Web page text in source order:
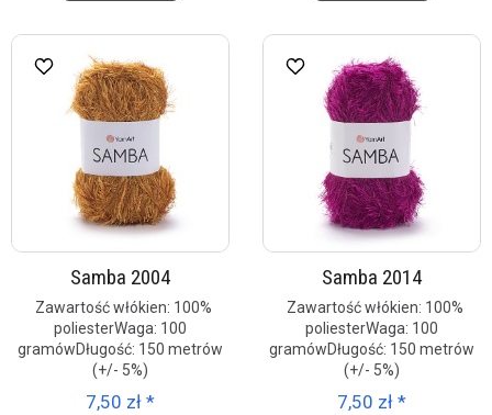
Samba 2004
Zawartość włókien: 100%
poliesterWaga: 100
gramówDługość: 150 metrów
(+/- 5%)
7,50 zł *
Samba 2014
Zawartość włókien: 100%
poliesterWaga: 100
gramówDługość: 150 metrów
(+/- 5%)
7,50 zł *